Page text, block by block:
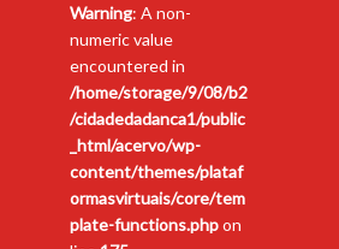
Warning: A non-
numeric value
encountered in
/home/storage/9/08/b2
/cidadedadanca1/public
_html/acervo/wp-
content/themes/plataf
ormasvirtuais/core/tem
plate-functions.phpon